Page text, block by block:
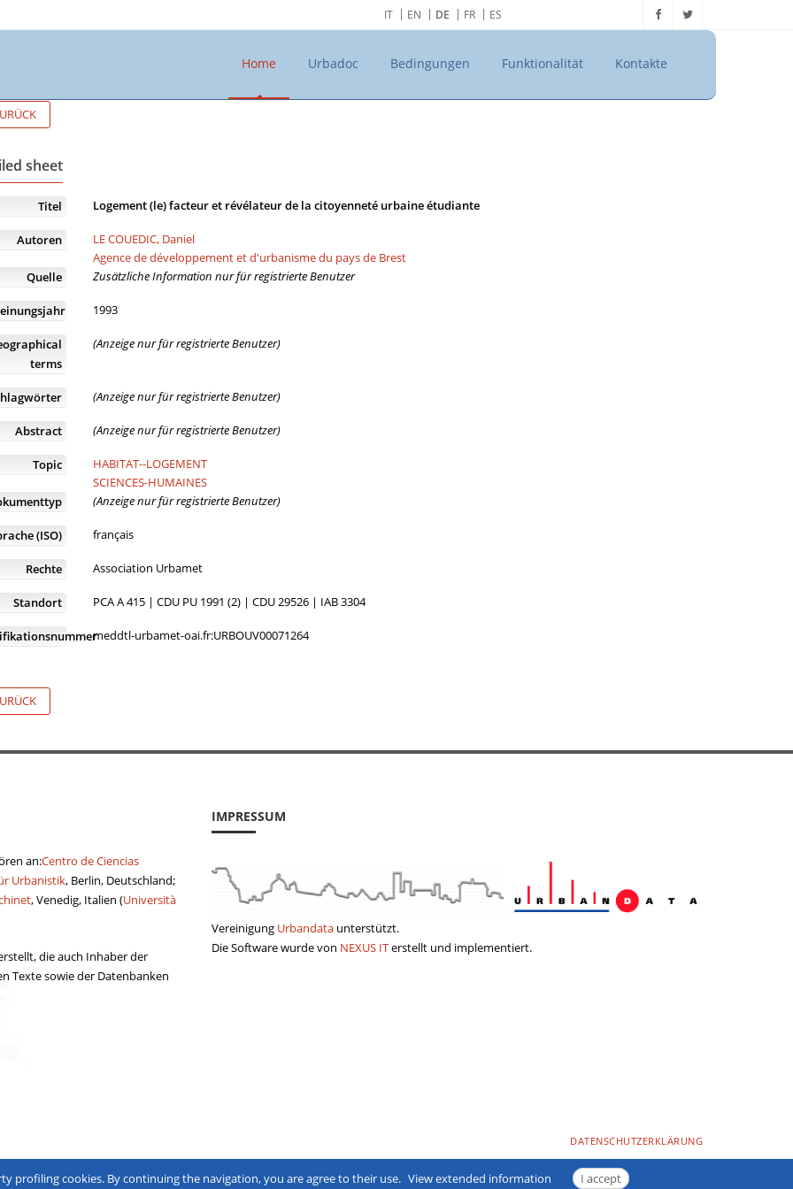
IT EN DE FR ES
Home Urbadoc Bedingungen Funktionalität Kontakte
sheet
Titel Logement (le) facteur et révélateur de la citoyenneté urbaine étudiante
Autoren
LE COUEDIC, Daniel
Agence de développement et d'urbanisme du pays de Brest
Quelle
Zusätzliche Information nur für registrierte Benutzer
1993
terms
(Anzeige nur für registrierte Benutzer)
(Anzeige nur für registrierte Benutzer)
Abstract (Anzeige nur für registrierte Benutzer)
Topic
HABITAT--LOGEMENT
SCIENCES-HUMAINES
(Anzeige nur für registrierte Benutzer)
(ISO) français
Rechte Association Urbamet
Standort PCA A 415 | CDU PU 1991 (2) | CDU 29526 | IAB 3304
meddtl-urbamet-oai.fr:URBOUV00071264
an:Centro de Ciencias
Urbanistik, Berlin, Deutschland;
, Venedig, Italien (Università
die auch Inhaber der
Texte sowie der Datenbanken
IMPRESSUM
Vereinigung Urbandata unterstützt.
Die Software wurde von NEXUS ITerstellt und implementiert.
DATENSCHUTZERKLÄRUNG
profiling cookies. By continuing the navigation, you are agree to their use. View extended information I accept